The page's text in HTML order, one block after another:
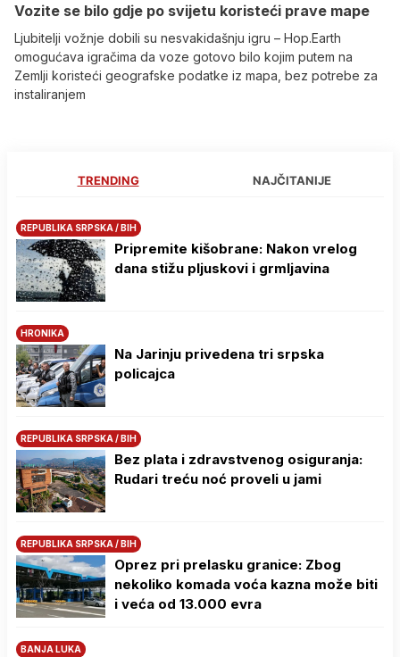
Vozite se bilo gdje po svijetu koristeći prave mape
Ljubitelji vožnje dobili su nesvakidašnju igru – Hop.Earth
omogućava igračima da voze gotovo bilo kojim putem na
Zemlji koristeći geografske podatke iz mapa, bez potrebe za
instaliranjem
TRENDING NAJČITANIJE
REPUBLIKA SRPSKA / BIH
Pripremite kišobrane: Nakon vrelog
dana stižu pljuskovi i grmljavina
HRONIKA
Na Јarinju privedena tri srpska
policajca
REPUBLIKA SRPSKA / BIH
Bez plata i zdravstvenog osiguranja:
Rudari treću noć proveli u jami
REPUBLIKA SRPSKA / BIH
Oprez pri prelasku granice: Zbog
nekoliko komada voća kazna može biti
i veća od 13.000 evra
BANJA LUKA